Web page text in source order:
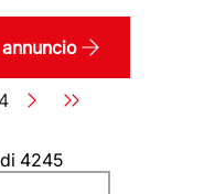
di 4245